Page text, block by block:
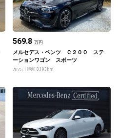
569.8 万円
メルセデス・ベンツ Ｃ２００ ステ
ーションワゴン スポーツ
2025 距離 8,193km